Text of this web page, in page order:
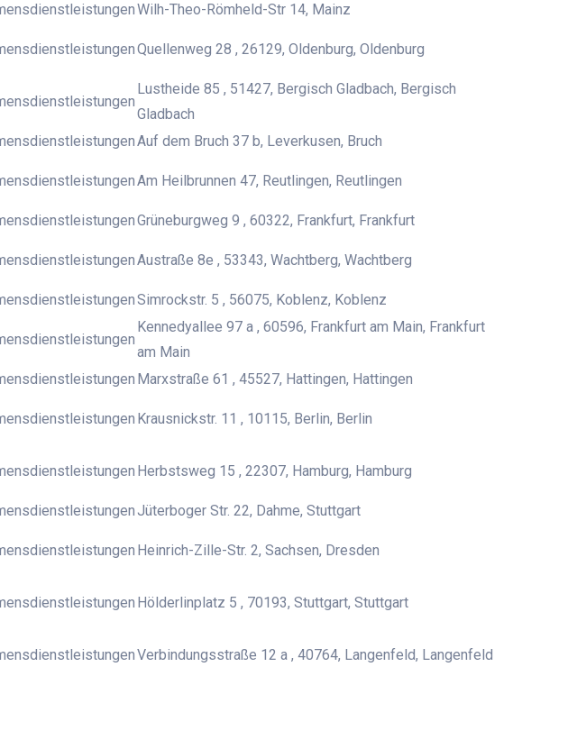
Wilh-Theo-Römheld-Str 14, Mainz
Quellenweg 28 , 26129, Oldenburg, Oldenburg
Lustheide 85 , 51427, Bergisch Gladbach, Bergisch
Gladbach
Auf dem Bruch 37 b, Leverkusen, Bruch
Am Heilbrunnen 47, Reutlingen, Reutlingen
Grüneburgweg 9 , 60322, Frankfurt, Frankfurt
Austraße 8e , 53343, Wachtberg, Wachtberg
Simrockstr. 5 , 56075, Koblenz, Koblenz
Kennedyallee 97 a , 60596, Frankfurt am Main, Frankfurt
am Main
Marxstraße 61 , 45527, Hattingen, Hattingen
Krausnickstr. 11 , 10115, Berlin, Berlin
Herbstsweg 15 , 22307, Hamburg, Hamburg
Jüterboger Str. 22, Dahme, Stuttgart
Heinrich-Zille-Str. 2, Sachsen, Dresden
Hölderlinplatz 5 , 70193, Stuttgart, Stuttgart
Verbindungsstraße 12 a , 40764, Langenfeld, Langenfeld